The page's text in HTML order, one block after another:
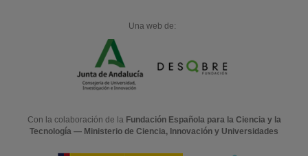
Una web de:
Con la colaboración de la Fundación Española para la Ciencia y la
Tecnología — Ministerio de Ciencia, Innovación y Universidades